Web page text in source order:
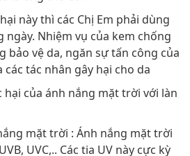
này thì các Chị Em phải dùng
ngày. Nhiệm vụ của kem chống
bảo vệ da, ngăn sự tấn công của
các tác nhân gây hại cho da
hại của ánh nắng mặt trời với làn
mặt trời : Ánh nắng mặt trời
UVC,.. Các tia UV này cực kỳ